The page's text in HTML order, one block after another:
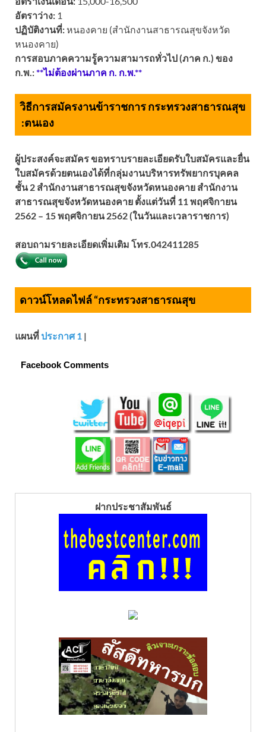
อัตราว่าง: 1
ปฏิบัติงานที่:หนองคาย (สำนักงานสาธารณสุขจังหวัด
หนองคาย)
การสอบภาคความรู้ความสามารถทั่วไป (ภาค ก.) ของ
ก.พ.:**ไม่ต้องผ่านภาค ก. ก.พ.**
วิธีการสมัครงานข้าราชการ กระทรวงสาธารณสุข
:ตนเอง
ผู้ประสงค์จะสมัคร ขอทราบรายละเอียดรับใบสมัครและยื่น
ใบสมัครด้วยตนเองได้ที่กลุ่มงานบริหารทรัพยากรบุคคล
ชั้น 2 สำนักงานสาธารณสุขจังหวัดหนองคาย สำนักงาน
สาธารณสุขจังหวัดหนองคาย ตั้งแต่วันที่ 11 พฤศจิกายน
2562 – 15 พฤศจิกายน 2562 (ในวันและเวลาราชการ)
สอบถามรายละเอียดเพิ่มเติม โทร. 042411285
ดาวน์โหลดไฟล์ “กระทรวงสาธารณสุข
แผนที่ ประกาศ 1 |
Facebook Comments
ฝากประชาสัมพันธ์